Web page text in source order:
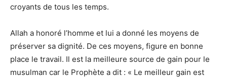
croyants de tous les temps.
Allah a honoré l’homme et lui a donné les moyens de
préserver sa dignité. De ces moyens, figure en bonne
place le travail. Il est la meilleure source de gain pour le
musulman car le Prophète a dit : « Le meilleur gain est